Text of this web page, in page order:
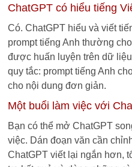
ChatGPT có hiểu tiếng
Có. ChatGPT hiểu và viết
prompt tiếng Anh thường
được huấn luyện trên dữ
quy tắc: prompt tiếng Anh
cho nội dung đơn giản.
Một buổi làm việc với
Bạn có thể mở ChatGPT
việc. Dán đoạn văn cần
ChatGPT viết lại ngắn hơn,